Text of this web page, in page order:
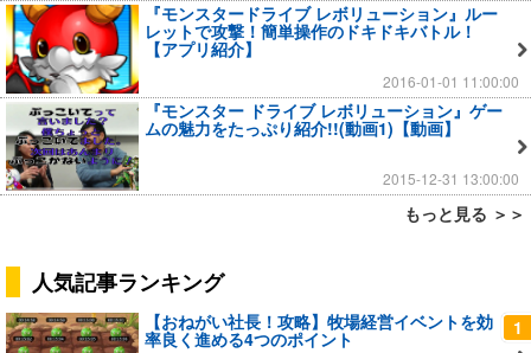
『モンスタードライブ レボリューション』ルー
レットで攻撃！簡単操作のドキドキバトル！
【アプリ紹介】
2016-01-01 11:00:00
『モンスター ドライブ レボリューション』ゲー
ムの魅力をたっぷり紹介!!(動画1)【動画】
2015-12-31 13:00:00
もっと見る ＞＞
人気記事ランキング
1
【おねがい社長！攻略】牧場経営イベントを効
率良く進める4つのポイント